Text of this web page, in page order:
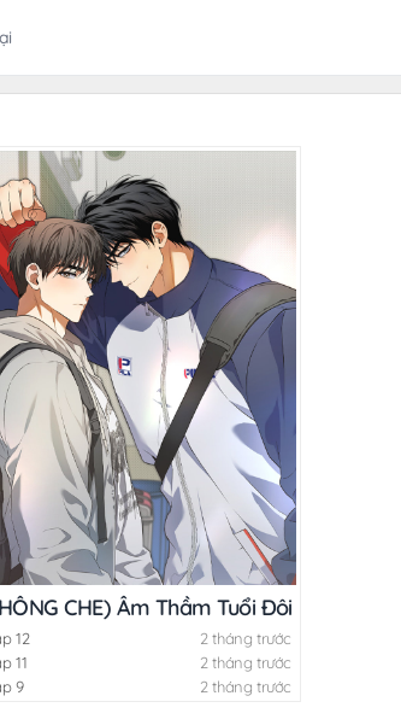
CHE) Âm Thầm Tuổi Đôi Mươi
12
2 tháng trước
11
2 tháng trước
9
2 tháng trước